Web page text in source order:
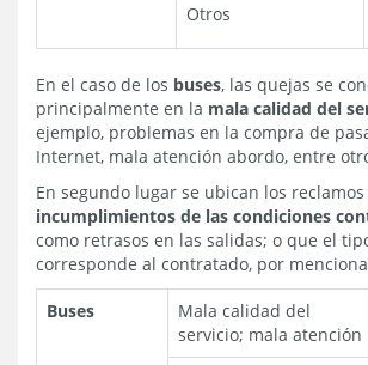
Otros
En el caso de los buses, las quejas se
principalmente en la mala calidad del
ejemplo, problemas en la compra de
Internet, mala atención abordo, entre
En segundo lugar se ubican los
incumplimientos de las condiciones
como retrasos en las salidas; o que el
corresponde al contratado, por
Buses
Mala calidad del
servicio; mala atención